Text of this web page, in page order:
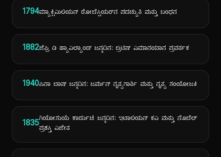
1794ಮ್ಯಾಕ್ಸಿಮಿಲಿಯನ್ ರೋಬೆಸ್ಪಿಯರ್‌ನ ಪದಚ್ಯುತಿ ಮತ್ತು ಬಂಧನ
1882ಜೆಫ್ರಿ ಡಿ ಹ್ಯಾವಿಲ್ಯಾಂಡ್ ಜನ್ಮದಿನ: ಬ್ರಿಟಿಷ್ ವಿಮಾನಯಾನ ಪ್ರವರ್ತಕ
1940ಪಿನಾ ಬಾಷ್ ಜನ್ಮದಿನ: ಜರ್ಮನ್ ನೃತ್ಯಗಾರ್ತಿ ಮತ್ತು ನೃತ್ಯ ಸಂಯೋಜಕಿ
1835ಗಿಯೋಸುಯೆ ಕಾರ್ಡುಚಿ ಜನ್ಮದಿನ: ಇಟಾಲಿಯನ್ ಕವಿ ಮತ್ತು ನೊಬೆಲ್
ಪ್ರಶಸ್ತಿ ವಿಜೇತ